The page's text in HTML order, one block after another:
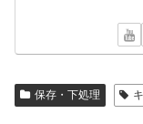
保存・下処理